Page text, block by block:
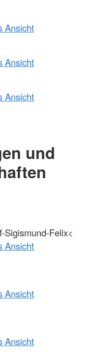
Ansicht
Ansicht
Ansicht
und
Sigismund-Felix<
Ansicht
Ansicht
Ansicht